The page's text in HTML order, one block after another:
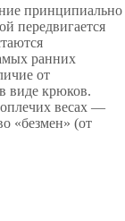
принципиально
передвигается
ранних
от
виде крюков.
весах —
«безмен» (от